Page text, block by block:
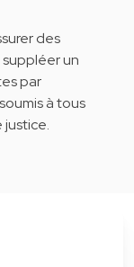
des
un
par
à tous
justice.